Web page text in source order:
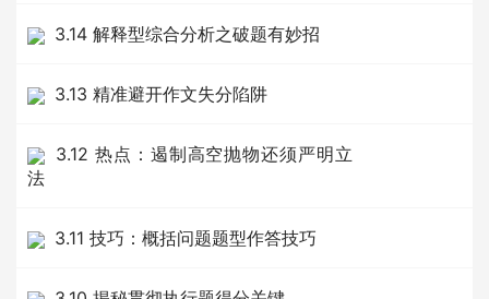
3.14 解释型综合分析之破题有妙招
3.13 精准避开作文失分陷阱
3.12 热点：遏制高空抛物还须严明立
法
3.11 技巧：概括问题题型作答技巧